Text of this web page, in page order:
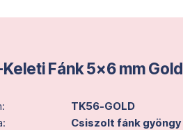
Fánk 5x6 mm Gold
TK56-GOLD
Csiszolt fánk gyöngy